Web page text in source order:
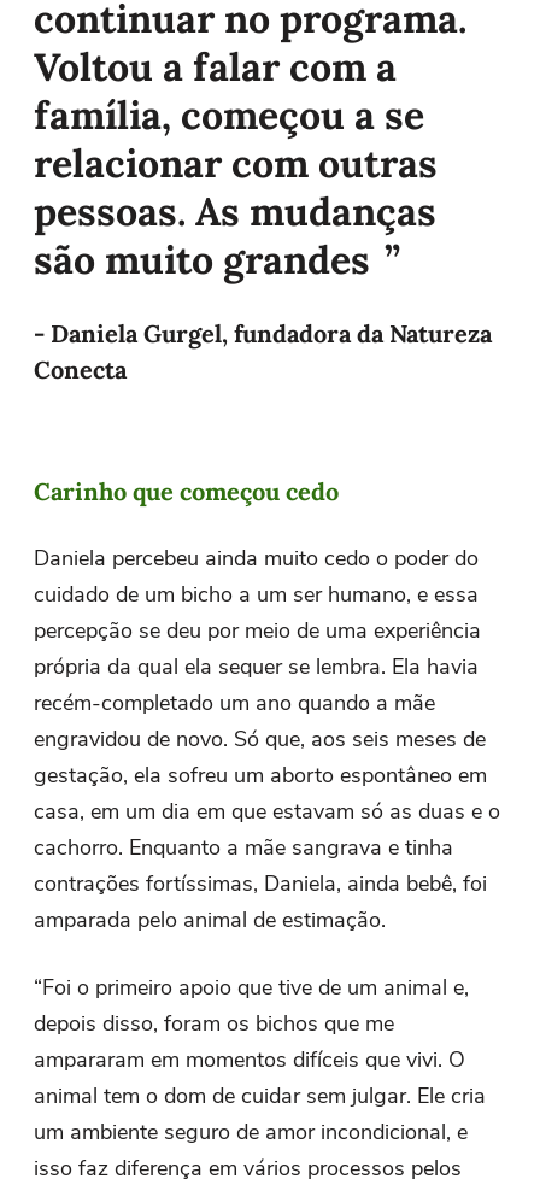
continuar no programa.
Voltou a falar com a
família, começou a se
relacionar com outras
pessoas. As mudanças
são muito grandes
- Daniela Gurgel, fundadora da Natureza
Conecta
Carinho que começou cedo
Daniela percebeu ainda muito cedo o poder do
cuidado de um bicho a um ser humano, e essa
percepção se deu por meio de uma experiência
própria da qual ela sequer se lembra. Ela havia
recém-completado um ano quando a mãe
engravidou de novo. Só que, aos seis meses de
gestação, ela sofreu um aborto espontâneo em
casa, em um dia em que estavam só as duas e o
cachorro. Enquanto a mãe sangrava e tinha
contrações fortíssimas, Daniela, ainda bebê, foi
amparada pelo animal de estimação.
“Foi o primeiro apoio que tive de um animal e,
depois disso, foram os bichos que me
ampararam em momentos difíceis que vivi. O
animal tem o dom de cuidar sem julgar. Ele cria
um ambiente seguro de amor incondicional, e
isso faz diferença em vários processos pelos